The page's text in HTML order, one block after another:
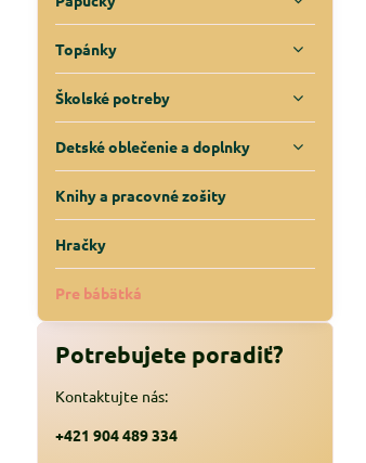
Topánky
Školské potreby
Detské oblečenie a doplnky
Knihy a pracovné zošity
Hračky
Pre bábätká
Potrebujete poradiť?
Kontaktujte nás:
+421 904 489 334